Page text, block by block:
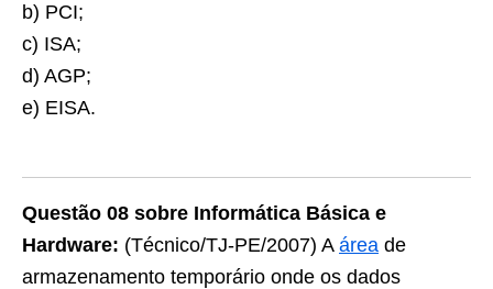
b) PCI;
c) ISA;
d) AGP;
e) EISA.
Questão 08 sobre Informática Básica e
Hardware: (Técnico/TJ-PE/2007) A área de
armazenamento temporário onde os dados